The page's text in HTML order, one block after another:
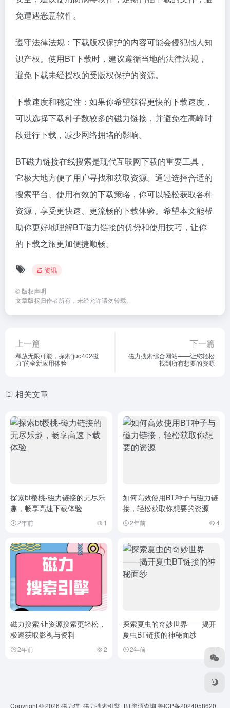
免遭遇恶意软件。
遵守法律法规：下载版权保护的内容可能会侵犯他人知
识产权。使用BT下载时，建议遵循当地的法律法规，
避免下载未经授权的受版权保护的资源。
下载速度和稳定性：如果你希望获得更快的下载速度，
可以选择下载种子数较多的磁力链接，并避免在高峰时
段进行下载，减少网络拥堵的影响。
BT磁力链接在线搜索是现代互联网下载的重要工具，
它极大地方便了用户寻找和获取资源。通过选择合适的
搜索平台、使用有效的下载策略，你可以轻松获取各种
资源，享受更快速、更流畅的下载体验。希望本文能帮
助你更好地理解BT磁力链接的优势和使用技巧，让你
的下载之旅更加便捷顺畅。
资讯
© 版权声明
文章版权归作者所有，未经允许请勿转载。
上一篇
释放无限可能，探索“juq402磁
力”的全新应用体验
下一篇
磁力搜索综合网站——让您轻松
找到所有想要的资源
相关文章
探索bt樱桃-磁力链接的无尽乐
趣，畅享高速下载体验
2年前 1
如何高效使用BT种子与磁力链
接，轻松获取你想要的资源
2年前 4
磁力搜索·让资源搜索更轻松，
极速获取影视与资料
2年前 2
探索夏虫的奇妙世界——揭开
夏虫BT链接的神秘面纱
2年前 0
Copyright © 2026 磁力猫_磁力搜索引擎_BT资源查询 鲁ICP备2024058620